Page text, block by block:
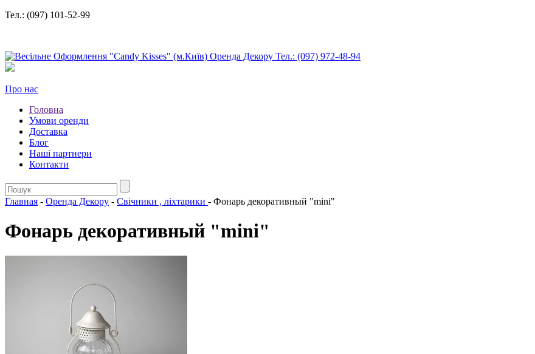
Тел.: (097) 101-52-99
Про нас
Головна
Умови оренди
Доставка
Блог
Нашi партнери
Контакти
Главная - Оренда Декору - Свiчники , лiхтарики - Фонарь декоративный "mini"
Фонарь декоративный "mini"